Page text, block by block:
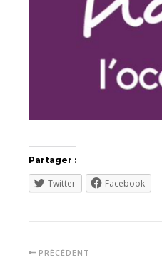
Partager :
Twitter Facebook
PRÉCÉDENT